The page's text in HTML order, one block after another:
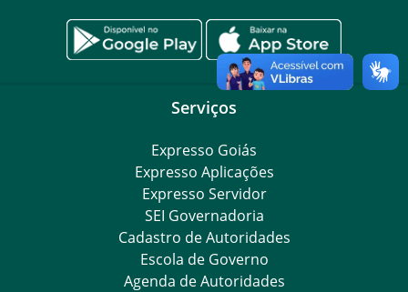
Serviços
Expresso Goiás
Expresso Aplicações
Expresso Servidor
SEI Governadoria
Cadastro de Autoridades
Escola de Governo
Agenda de Autoridades